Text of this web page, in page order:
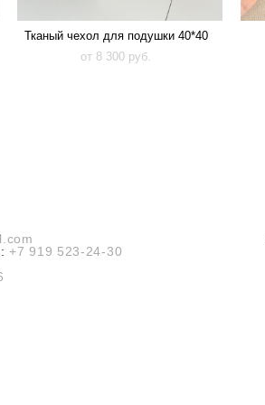
Тканый чехол для подушки 40*40
от 8 300 pуб.
:+7 919 523-24-30